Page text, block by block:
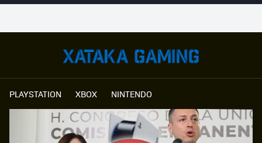
PLAYSTATION XBOX NINTENDO